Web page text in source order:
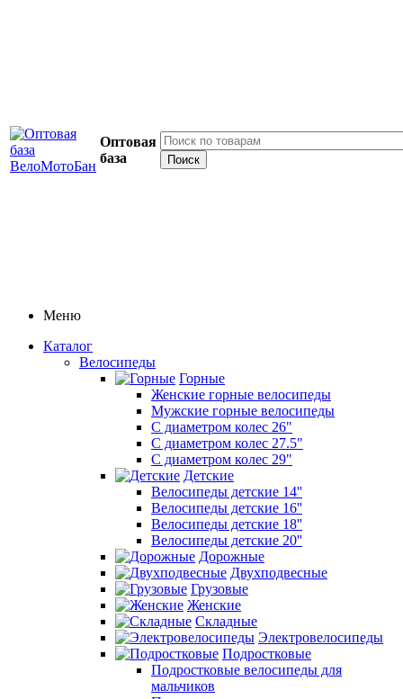
Оптовая
база
Меню
Каталог
Велосипеды
Горные
Женские горные велосипеды
Мужские горные велосипеды
С диаметром колес 26"
С диаметром колес 27.5"
С диаметром колес 29"
Детские
Велосипеды детские 14''
Велосипеды детские 16''
Велосипеды детские 18''
Велосипеды детские 20''
Дорожные
Двухподвесные
Грузовые
Женские
Складные
Электровелосипеды
Подростковые
Подростковые велосипеды для
мальчиков